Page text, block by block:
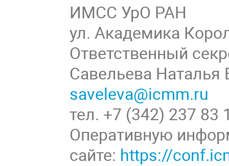
ИМСС УрО РАН
ул. Академика
Ответственный
Савельева
saveleva@icmm.ru
тел. +7 (342) 237 83
Оперативную
сайте: https://